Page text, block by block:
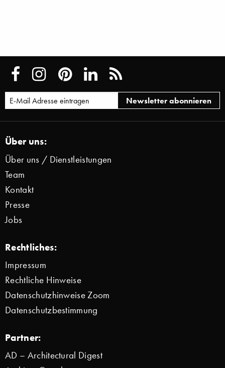
Über uns:
Über uns / Dienstleistungen
Team
Kontakt
Presse
Jobs
Rechtliches:
Impressum
Rechtliche Hinweise
Datenschutzhinweise Zoom
Datenschutzbestimmung
Partner:
AD – Architectural Digest